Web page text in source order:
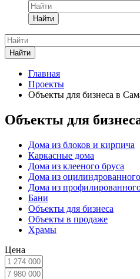
Найти
Найти
Главная
Проекты
Объекты для бизнеса в
Объекты для
Дома из блоков и кирпича
Каркасные дома
Дома из клееного бруса
Дома из
Дома из
Бани
Объекты для бизнеса
Объекты в продаже
Храмы
Цена